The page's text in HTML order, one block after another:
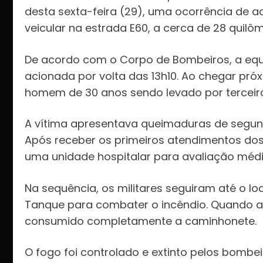
desta sexta-feira (29), uma ocorrência de
veicular na estrada E60, a cerca de 28
De acordo com o Corpo de Bombeiros, a
acionada por volta das 13h10. Ao chegar
homem de 30 anos sendo levado por
A vítima apresentava queimaduras de
Após receber os primeiros atendimentos
uma unidade hospitalar para avaliação
Na sequência, os militares seguiram até o
Tanque para combater o incêndio. Quando
consumido completamente a caminhonete.
O fogo foi controlado e extinto pelos